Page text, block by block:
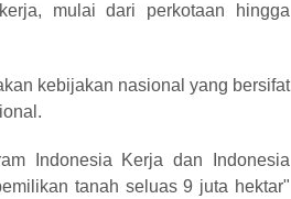
mulai dari perkotaan hingga
kebijakan nasional yang bersifat
Indonesia Kerja dan Indonesia
tanah seluas 9 juta hektar"